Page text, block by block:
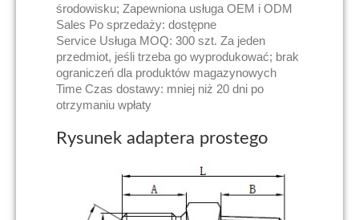
środowisku; Zapewniona usługa OEM i ODM
Sales Po sprzedaży: dostępne
Service Usługa MOQ: 300 szt. Za jeden
przedmiot, jeśli trzeba go wyprodukować; brak
ograniczeń dla produktów magazynowych
Time Czas dostawy: mniej niż 20 dni po
otrzymaniu wpłaty
Rysunek adaptera prostego